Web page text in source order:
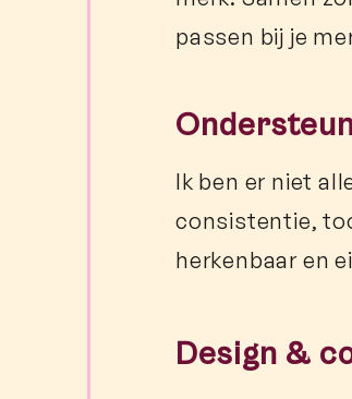
passen bij je
Ik ben er niet
consistentie,
herkenbaar en
Design &